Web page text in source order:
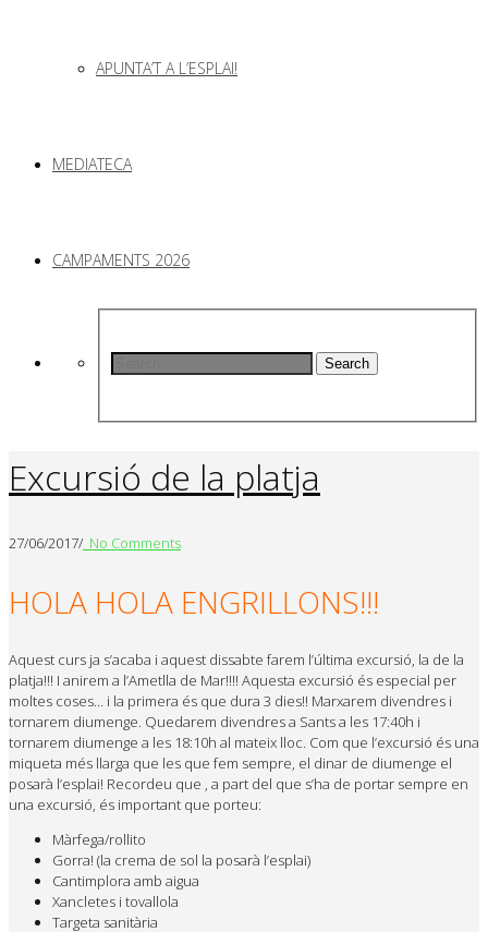
APUNTA’T A L’ESPLAI!
MEDIATECA
CAMPAMENTS 2026
Search
Excursió de la platja
27/06/2017/ No Comments
HOLA HOLA ENGRILLONS!!!
Aquest curs ja s’acaba i aquest dissabte farem l’última excursió, la de la
platja!!! I anirem a l’Ametlla de Mar!!!! Aquesta excursió és especial per
moltes coses… i la primera és que dura 3 dies!! Marxarem divendres i
tornarem diumenge. Quedarem divendres a Sants a les 17:40h i
tornarem diumenge a les 18:10h al mateix lloc. Com que l’excursió és una
miqueta més llarga que les que fem sempre, el dinar de diumenge el
posarà l’esplai! Recordeu que , a part del que s’ha de portar sempre en
una excursió, és important que porteu:
Màrfega/rollito
Gorra! (la crema de sol la posarà l’esplai)
Cantimplora amb aigua
Xancletes i tovallola
Targeta sanitària